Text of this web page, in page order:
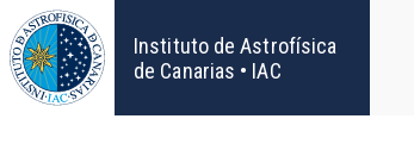
Pasar
al
contenido
principal
Instituto de Astrofísica
de Canarias • IAC